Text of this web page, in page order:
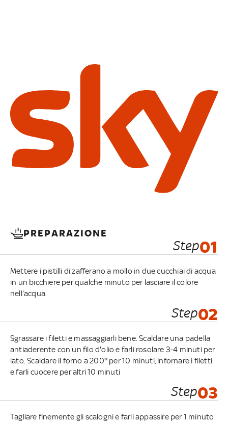
PREPARAZIONE
Step01
Mettere i pistilli di zafferano a mollo in due cucchiai di acqua
in un bicchiere per qualche minuto per lasciare il colore
nell'acqua.
Step02
Sgrassare i filetti e massaggiarli bene. Scaldare una padella
antiaderente con un filo d'olio e farli rosolare 3-4 minuti per
lato. Scaldare il forno a 200° per 10 minuti, infornare i filetti
e farli cuocere per altri 10 minuti
Step03
Tagliare finemente gli scalogni e farli appassire per 1 minuto